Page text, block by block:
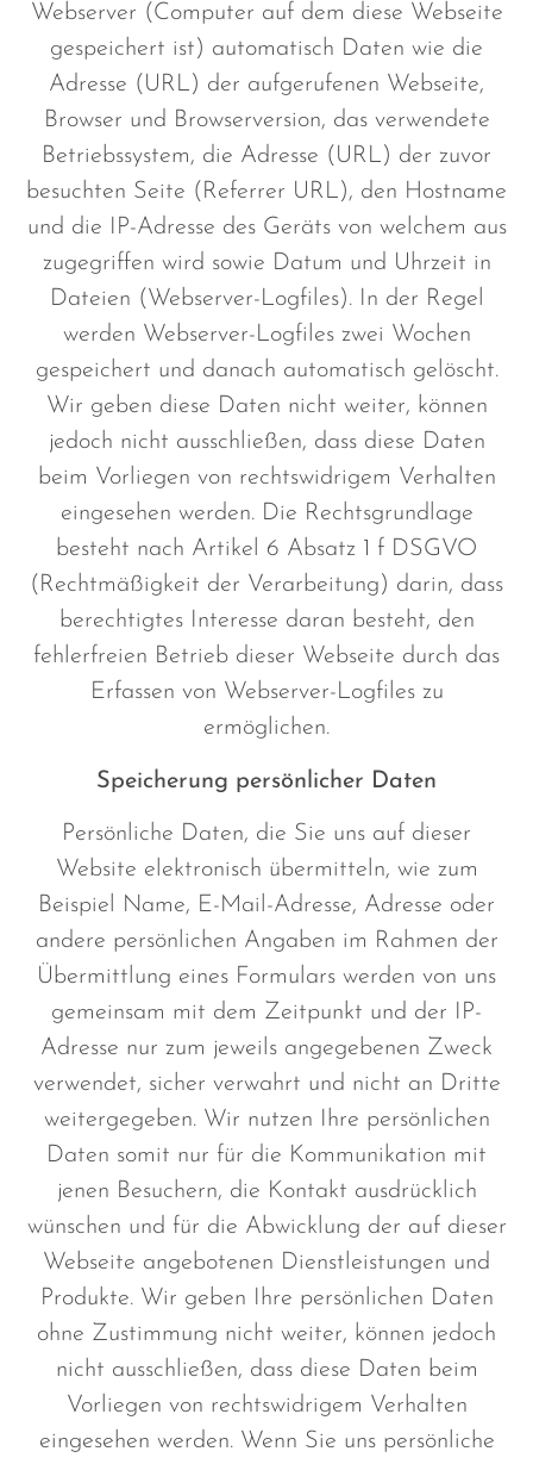
Webserver (Computer auf dem diese Webseite
gespeichert ist) automatisch Daten wie die
Adresse (URL) der aufgerufenen Webseite,
Browser und Browserversion, das verwendete
Betriebssystem, die Adresse (URL) der zuvor
besuchten Seite (Referrer URL), den Hostname
und die IP-Adresse des Geräts von welchem aus
zugegriffen wird sowie Datum und Uhrzeit in
Dateien (Webserver-Logfiles). In der Regel
werden Webserver-Logfiles zwei Wochen
gespeichert und danach automatisch gelöscht.
Wir geben diese Daten nicht weiter, können
jedoch nicht ausschließen, dass diese Daten
beim Vorliegen von rechtswidrigem Verhalten
eingesehen werden. Die Rechtsgrundlage
besteht nach Artikel 6 Absatz 1 f DSGVO
(Rechtmäßigkeit der Verarbeitung) darin, dass
berechtigtes Interesse daran besteht, den
fehlerfreien Betrieb dieser Webseite durch das
Erfassen von Webserver-Logfiles zu
ermöglichen.
Speicherung persönlicher Daten
Persönliche Daten, die Sie uns auf dieser
Website elektronisch übermitteln, wie zum
Beispiel Name, E-Mail-Adresse, Adresse oder
andere persönlichen Angaben im Rahmen der
Übermittlung eines Formulars werden von uns
gemeinsam mit dem Zeitpunkt und der IP-
Adresse nur zum jeweils angegebenen Zweck
verwendet, sicher verwahrt und nicht an Dritte
weitergegeben. Wir nutzen Ihre persönlichen
Daten somit nur für die Kommunikation mit
jenen Besuchern, die Kontakt ausdrücklich
wünschen und für die Abwicklung der auf dieser
Webseite angebotenen Dienstleistungen und
Produkte. Wir geben Ihre persönlichen Daten
ohne Zustimmung nicht weiter, können jedoch
nicht ausschließen, dass diese Daten beim
Vorliegen von rechtswidrigem Verhalten
eingesehen werden. Wenn Sie uns persönliche